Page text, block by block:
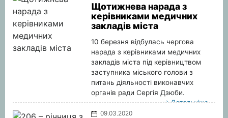
Щотижнева нарада з
керівниками медичних
закладів міста
10 березня відбулась чергова
нарада з керівниками медичних
закладів міста під керівництвом
заступника міського голови з
питань діяльності виконавчих
органів ради Сергія Дзюби.
Детальніше
09.03.2020